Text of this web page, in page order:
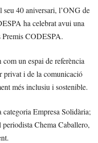
seu 40 aniversari, l’ONG de
ha celebrat avui una
Premis CODESPA.
un espai de referència
privat i de la comunicació
més inclusiu i sostenible.
Empresa Solidària;
Chema Caballero,